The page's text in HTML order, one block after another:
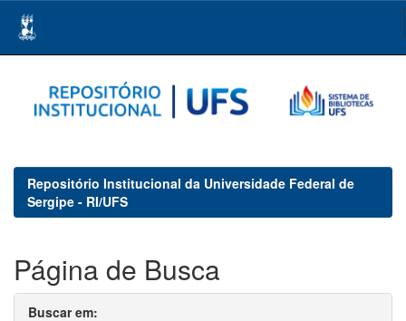
navigation
Repositório Institucional da Universidade Federal de
Sergipe - RI/UFS
Página de Busca
Buscar em: